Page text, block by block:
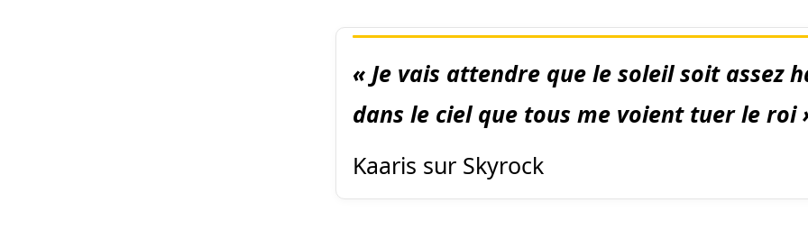
« Je vais attendre que le soleil soit assez
dans le ciel que tous me voient tuer le roi
Kaaris sur Skyrock